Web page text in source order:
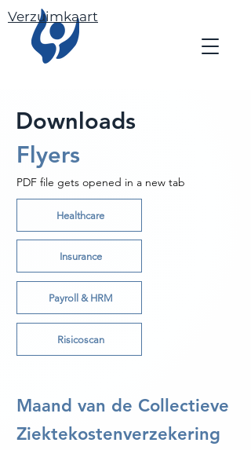
Verzuimkaart
Downloads
Flyers
PDF file gets opened in a new tab
Healthcare
Insurance
Payroll & HRM
Risicoscan
Maand van de Collectieve
Ziektekostenverzekering